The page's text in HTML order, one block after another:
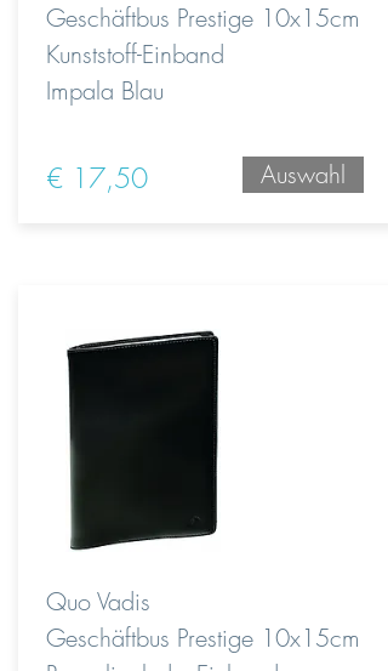
Geschäftbus Prestige 10x15cm
Kunststoff-Einband
Impala Blau
€ 17,50 Auswahl
Quo Vadis
Geschäftbus Prestige 10x15cm